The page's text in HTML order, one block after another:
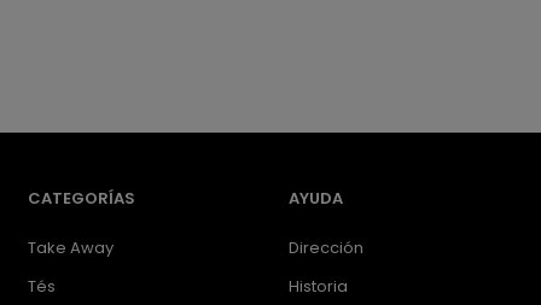
CATEGORÍAS
Take Away
Tés
AYUDA
Dirección
Historia